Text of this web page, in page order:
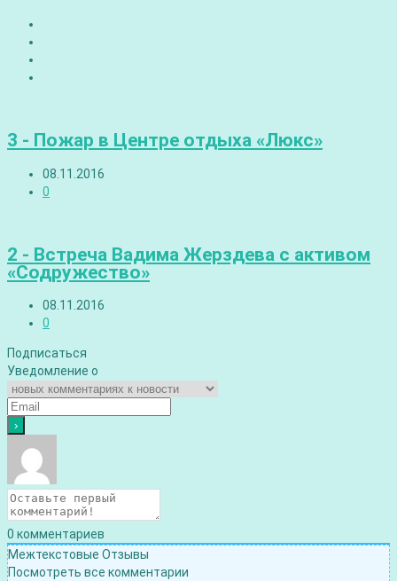
3 - Пожар в Центре отдыха «Люкс»
08.11.2016
0
2 - Встреча Вадима Жерздева с активом
«Содружество»
08.11.2016
0
Подписаться
Уведомление о
0 комментариев
Межтекстовые Отзывы
Посмотреть все комментарии